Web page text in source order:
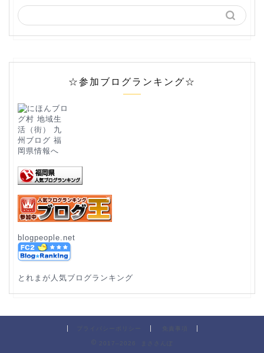
☆参加ブログランキング☆
blogpeople.net
とれまが人気ブログランキング